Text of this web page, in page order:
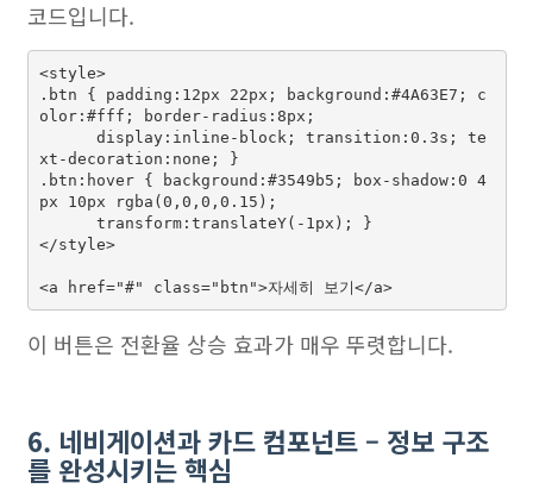
코드입니다.
<style>
.btn { padding:12px 22px; background:#4A63E7; c
olor:#fff; border-radius:8px;
xt-decoration:none; }
.btn:hover { background:#3549b5; box-shadow:0 4
px 10px rgba(0,0,0,0.15);
</style>
이 버튼은 전환율 상승 효과가 매우 뚜렷합니다.
6. 네비게이션과 카드 컴포넌트 – 정보 구조
를 완성시키는 핵심